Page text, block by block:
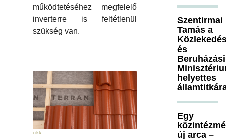
működtetéséhez megfelelő
inverterre is feltétlenül
szükség van.
cikk
Szentirmai
Tamás a
és
Beruházási
helyettes
Egy
új arca –